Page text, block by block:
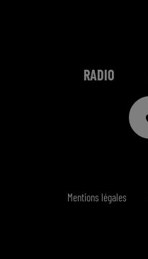
RADIO
Mentions légales